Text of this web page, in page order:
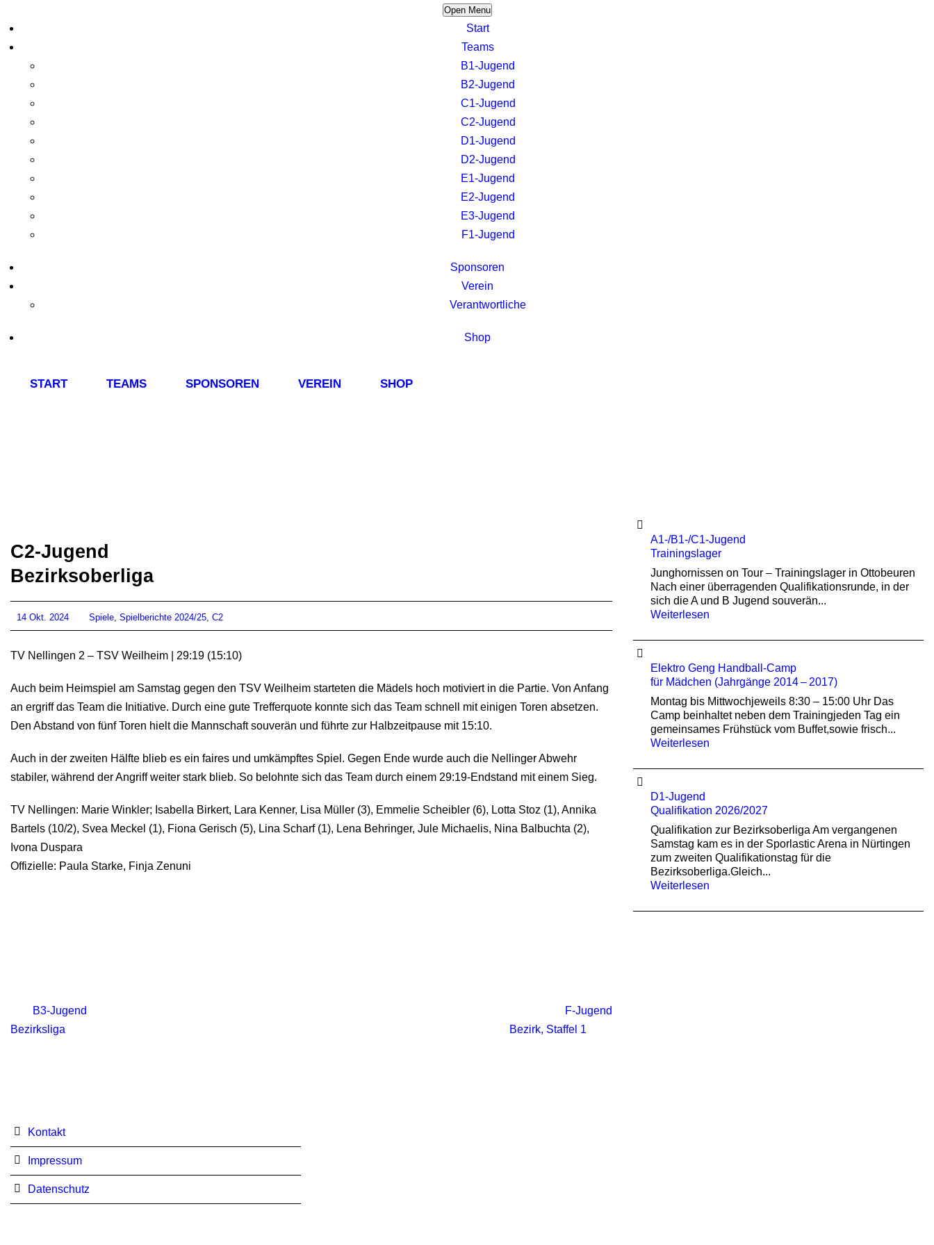
Open Menu
Start
Teams
B1-Jugend
B2-Jugend
C1-Jugend
C2-Jugend
D1-Jugend
D2-Jugend
E1-Jugend
E2-Jugend
E3-Jugend
F1-Jugend
Sponsoren
Verein
Verantwortliche
Shop
START TEAMS SPONSOREN VEREIN SHOP
C2-Jugend
Bezirksoberliga
14 Okt. 2024 Spiele, Spielberichte 2024/25, C2
TV Nellingen 2 – TSV Weilheim | 29:19 (15:10)
Auch beim Heimspiel am Samstag gegen den TSV Weilheim starteten die Mädels hoch motiviert in die Partie. Von Anfang
an ergriff das Team die Initiative. Durch eine gute Trefferquote konnte sich das Team schnell mit einigen Toren absetzen.
Den Abstand von fünf Toren hielt die Mannschaft souverän und führte zur Halbzeitpause mit 15:10.
Auch in der zweiten Hälfte blieb es ein faires und umkämpftes Spiel. Gegen Ende wurde auch die Nellinger Abwehr
stabiler, während der Angriff weiter stark blieb. So belohnte sich das Team durch einem 29:19-Endstand mit einem Sieg.
TV Nellingen: Marie Winkler; Isabella Birkert, Lara Kenner, Lisa Müller (3), Emmelie Scheibler (6), Lotta Stoz (1), Annika
Bartels (10/2), Svea Meckel (1), Fiona Gerisch (5), Lina Scharf (1), Lena Behringer, Jule Michaelis, Nina Balbuchta (2),
Ivona Duspara
Offizielle: Paula Starke, Finja Zenuni
B3-Jugend
Bezirksliga
F-Jugend
Bezirk, Staffel 1
A1-/B1-/C1-Jugend
Trainingslager
Junghornissen on Tour – Trainingslager in Ottobeuren
Nach einer überragenden Qualifikationsrunde, in der
sich die A und B Jugend souverän...
Weiterlesen
Elektro Geng Handball-Camp
für Mädchen (Jahrgänge 2014 – 2017)
Montag bis Mittwochjeweils 8:30 – 15:00 Uhr Das
Camp beinhaltet neben dem Trainingjeden Tag ein
gemeinsames Frühstück vom Buffet,sowie frisch...
Weiterlesen
D1-Jugend
Qualifikation 2026/2027
Qualifikation zur Bezirksoberliga Am vergangenen
Samstag kam es in der Sporlastic Arena in Nürtingen
zum zweiten Qualifikationstag für die
Bezirksoberliga.Gleich...
Weiterlesen
Kontakt
Impressum
Datenschutz